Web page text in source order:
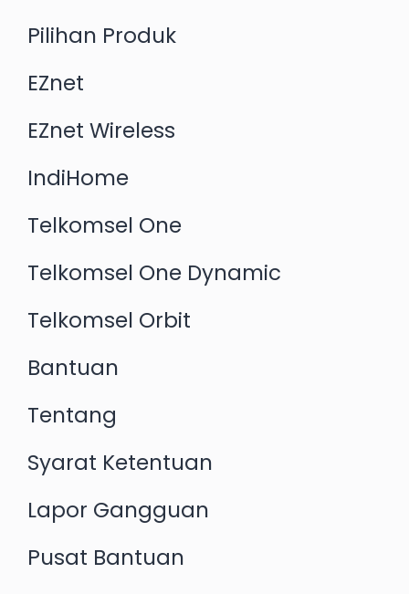
Pilihan Produk
EZnet
EZnet Wireless
IndiHome
Telkomsel One
Telkomsel One Dynamic
Telkomsel Orbit
Bantuan
Tentang
Syarat Ketentuan
Lapor Gangguan
Pusat Bantuan